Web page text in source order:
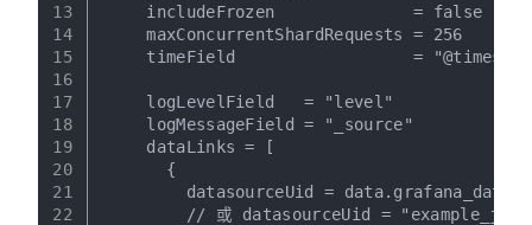
13
14
15
16
17
18
19
20
21
22
    includeFrozen              = false
    maxConcurrentShardRequests = 256
timeField                  =
    logLevelField   = "level"
    logMessageField = "_source"
    dataLinks = [
      {
datasourceUid =
// 或 datasourceUid =